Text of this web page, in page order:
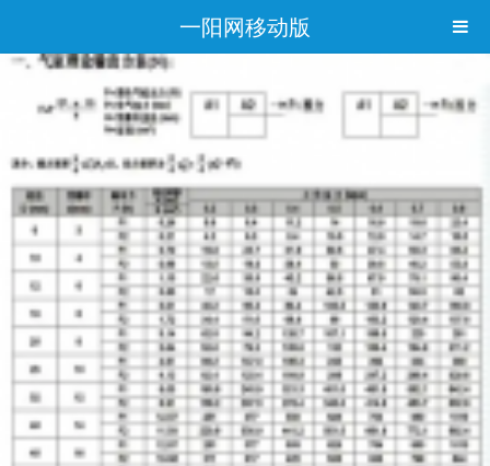
一阳网移动版